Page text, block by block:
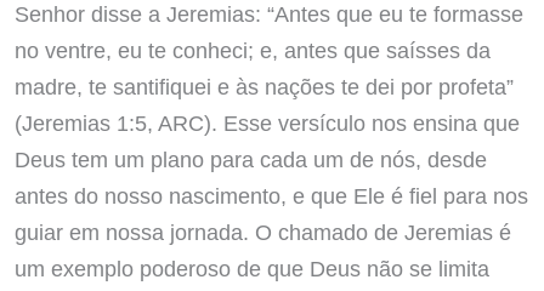
Senhor disse a Jeremias: “Antes que eu te formasse
no ventre, eu te conheci; e, antes que saísses da
madre, te santifiquei e às nações te dei por profeta”
(Jeremias 1:5, ARC). Esse versículo nos ensina que
Deus tem um plano para cada um de nós, desde
antes do nosso nascimento, e que Ele é fiel para nos
guiar em nossa jornada. O chamado de Jeremias é
um exemplo poderoso de que Deus não se limita